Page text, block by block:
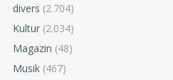
divers (2.704)
Kultur (2.034)
Magazin (48)
Musik (467)